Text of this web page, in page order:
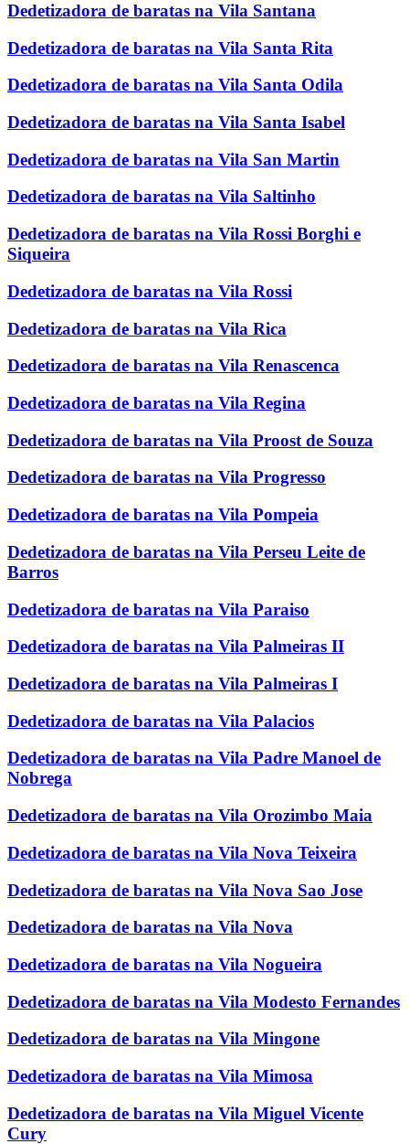
Dedetizadora de baratas na Vila Santana
Dedetizadora de baratas na Vila Santa Rita
Dedetizadora de baratas na Vila Santa Odila
Dedetizadora de baratas na Vila Santa Isabel
Dedetizadora de baratas na Vila San Martin
Dedetizadora de baratas na Vila Saltinho
Dedetizadora de baratas na Vila Rossi Borghi e
Siqueira
Dedetizadora de baratas na Vila Rossi
Dedetizadora de baratas na Vila Rica
Dedetizadora de baratas na Vila Renascenca
Dedetizadora de baratas na Vila Regina
Dedetizadora de baratas na Vila Proost de Souza
Dedetizadora de baratas na Vila Progresso
Dedetizadora de baratas na Vila Pompeia
Dedetizadora de baratas na Vila Perseu Leite de
Barros
Dedetizadora de baratas na Vila Paraiso
Dedetizadora de baratas na Vila Palmeiras II
Dedetizadora de baratas na Vila Palmeiras I
Dedetizadora de baratas na Vila Palacios
Dedetizadora de baratas na Vila Padre Manoel de
Nobrega
Dedetizadora de baratas na Vila Orozimbo Maia
Dedetizadora de baratas na Vila Nova Teixeira
Dedetizadora de baratas na Vila Nova Sao Jose
Dedetizadora de baratas na Vila Nova
Dedetizadora de baratas na Vila Nogueira
Dedetizadora de baratas na Vila Modesto Fernandes
Dedetizadora de baratas na Vila Mingone
Dedetizadora de baratas na Vila Mimosa
Dedetizadora de baratas na Vila Miguel Vicente
Cury